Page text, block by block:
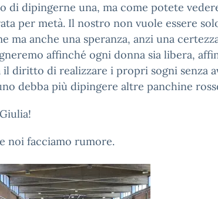
di dipingerne una, ma come potete
per metà. Il nostro non vuole essere
ma anche una speranza, anzi una
affinché ogni donna sia libera,
il diritto di realizzare i propri sogni senza
debba più dipingere altre panchine
noi facciamo rumore.